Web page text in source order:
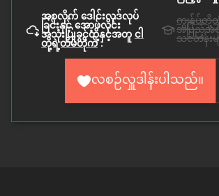
အစုလိုက် ဒေါင်းလုဒ်လုပ်
ခြင်းနှင့် အော့ဖ်လိုင်း
အသုံးပြုခွင့်တို့နှင့်အတူ ငါ
တို့ရဲ့တိမ်တိုက်.
ကျွန်ုပ်တို့
အပြည့်အ
သင်တန်းမျ
လစဉ်လှူဒါန်းပါသည်။